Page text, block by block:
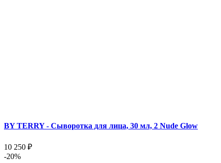
BY TERRY - Сыворотка для лица, 30 мл, 2 Nude Glow
10 250 ₽
-20%